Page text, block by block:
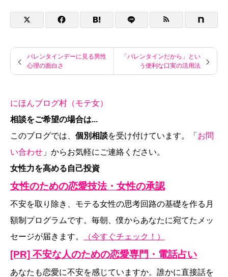
バレンタインデーに見る男性
心理の面白さ
「バレンタインだから」とい
う便利な口実の活用法
にほんブログ村（モテ女）
相談をご希望の場合は...
このブログでは、 個別相談を受け付けています。「 お問
い合わせ 」からお気軽にご連絡ください。
女性力を高める自己投資
女性のための恋愛技法・女性の承認
不安を取り除き、モテる女性の思考回路の基礎を作る月
額制プログラムです。毎朝、僕からあなたに宛てたメッ
セージが届きます。
（今すぐチェック！）
[PR] 不安な人のための恋愛専門・電話占い
あなたも恋愛に不安を感じていますか。誰かに直接話を